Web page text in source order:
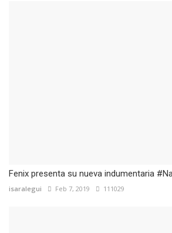
Fenix presenta su nueva indumentaria
isaralegui Feb 7, 2019 111029